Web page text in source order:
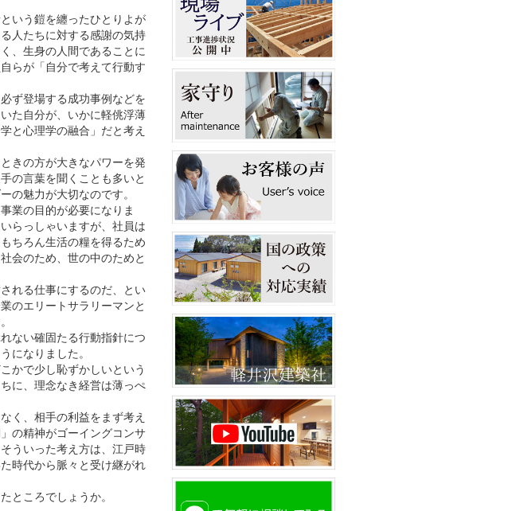
いう鎧を纏ったひとりよが
人たちに対する感謝の気持
、生身の人間であることに
らが「自分で考えて行動す
ず登場する成功事例などを
た自分が、いかに軽佻浮薄
と心理学の融合」だと考え
きの方が大きなパワーを発
の言葉を聞くことも多いと
の魅力が大切なのです。
業の目的が必要になりま
らっしゃいますが、社員は
ちろん生活の糧を得るため
会のため、世の中のためと
れる仕事にするのだ、とい
のエリートサラリーマンと
ない確固たる行動指針につ
になりました。
かで少し恥ずかしいという
に、理念なき経営は薄っぺ
く、相手の利益をまず考え
の精神がゴーイングコンサ
ういった考え方は、江戸時
時代から脈々と受け継がれ
ところでしょうか。